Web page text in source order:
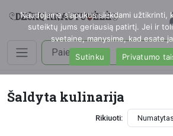
Šaldyta kulinarija
Rikiuoti:
Naudojame slapukus siekdami užtikrinti,
suteiktų jums geriausią patirtį. Jei ir
svetaine, manysime, kad esate
Sutinku
Privatumo